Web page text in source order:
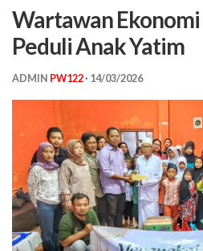
Wartawan Ekonomi
Peduli Anak Yatim
ADMIN PW122· 14/03/2026